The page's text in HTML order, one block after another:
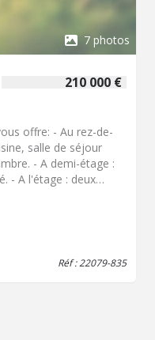
7 photos
210 000 €
offre: - Au rez-de-
salle de séjour
- A demi-étage :
- A l'étage : deux
en coteau de plus
de 685 m².
Réf : 22079-835